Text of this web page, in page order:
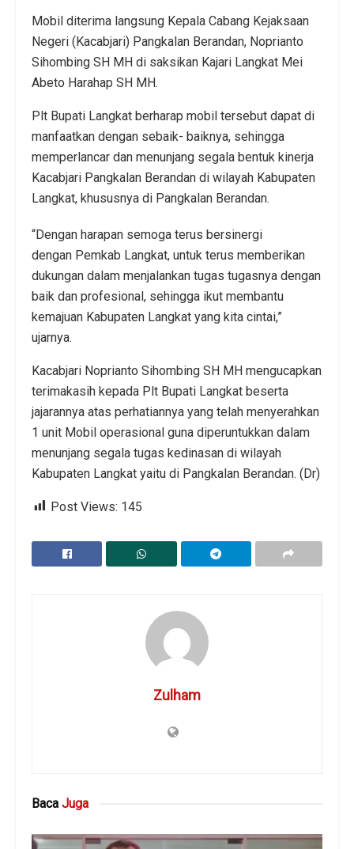
Mobil diterima langsung Kepala Cabang Kejaksaan
Negeri (Kacabjari) Pangkalan Berandan, Noprianto
Sihombing SH MH di saksikan Kajari Langkat Mei
Abeto Harahap SH MH.
Plt Bupati Langkat berharap mobil tersebut dapat di
manfaatkan dengan sebaik- baiknya, sehingga
memperlancar dan menunjang segala bentuk kinerja
Kacabjari Pangkalan Berandan di wilayah Kabupaten
Langkat, khususnya di Pangkalan Berandan.
“Dengan harapan semoga terus bersinergi
dengan Pemkab Langkat, untuk terus memberikan
dukungan dalam menjalankan tugas tugasnya dengan
baik dan profesional, sehingga ikut membantu
kemajuan Kabupaten Langkat yang kita cintai,”
ujarnya.
Kacabjari Noprianto Sihombing SH MH mengucapkan
terimakasih kepada Plt Bupati Langkat beserta
jajarannya atas perhatiannya yang telah menyerahkan
1 unit Mobil operasional guna diperuntukkan dalam
menunjang segala tugas kedinasan di wilayah
Kabupaten Langkat yaitu di Pangkalan Berandan. (Dr)
Post Views: 145
Zulham
Baca Juga